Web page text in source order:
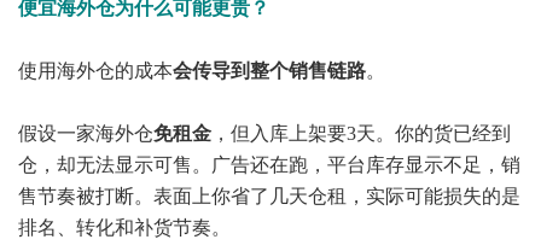
便宜海外仓为什么可能更贵？
使用海外仓的成本会传导到整个销售链路。
假设一家海外仓免租金 ，但入库上架要3天。你的货已经到
仓，却无法显示可售。广告还在跑，平台库存显示不足，销
售节奏被打断。表面上你省了几天仓租，实际可能损失的是
排名、转化和补货节奏。